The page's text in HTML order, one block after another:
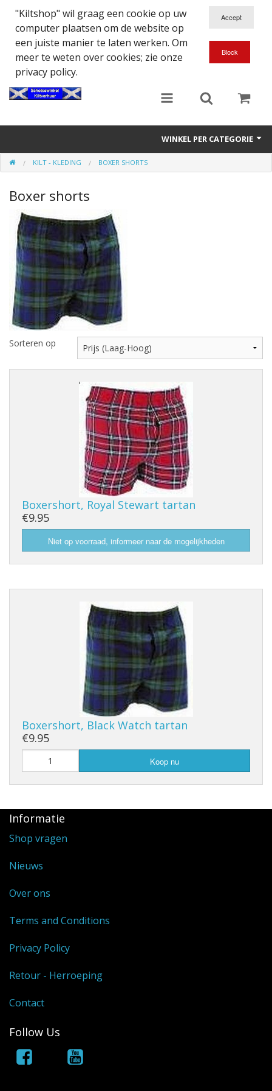
"Kiltshop" wil graag een cookie op uw
computer plaatsen om de website op
een juiste manier te laten werken. Om
meer te weten over cookies; zie onze
privacy policy.
WINKEL PER CATEGORIE
Accessoires
Doedelzakspeler
Eten en Drinken
Kilt - Kleding
Highland Titles
Verhuur
AFGEPRIJST - UITVERKOOP
KILT - KLEDING BOXER SHORTS
Boxer shorts
Sorteren op
Boxershort, Royal Stewart tartan
€9.95
Boxershort, Black Watch tartan
€9.95
Koop nu
Informatie
Shop vragen
Nieuws
Over ons
Terms and Conditions
Privacy Policy
Retour - Herroeping
Contact
Follow Us